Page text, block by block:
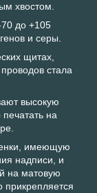
хвостом.
до +105
и серы.
щитах,
стала
высокую
на
имеющую
надписи, и
на матовую
прикрепляется